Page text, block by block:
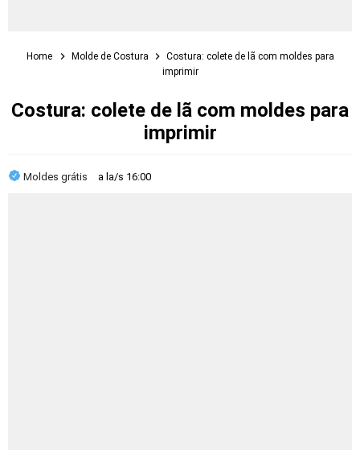
Home Molde de Costura
Costura: colete de lã com moldes para
imprimir
Costura: colete de lã com moldes para
imprimir
Moldes grátis a la/s 16:00